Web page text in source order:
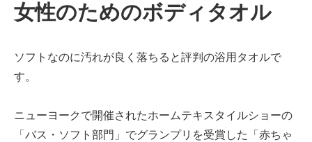
女性のためのボディタオル
ソフトなのに汚れが良く落ちると評判の浴用タオルで
す。
ニューヨークで開催されたホームテキスタイルショーの
「バス・ソフト部門」でグランプリを受賞した「赤ちゃ